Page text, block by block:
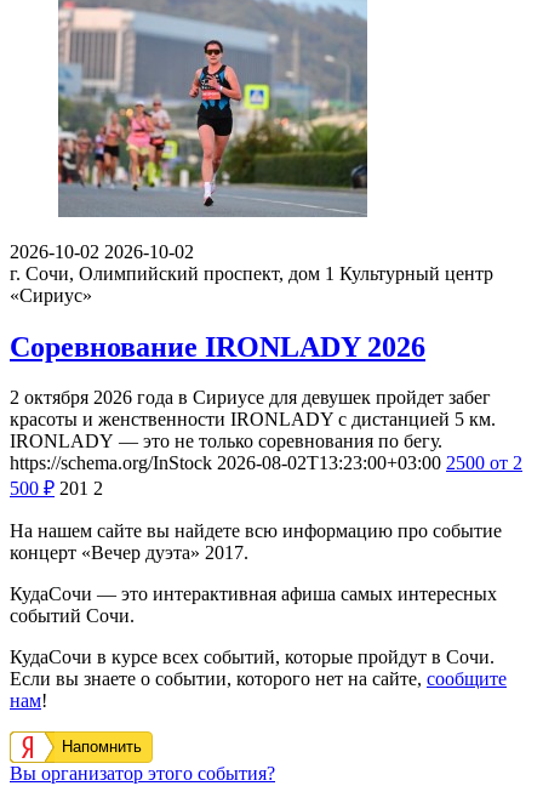
2026-10-02 2026-10-02
г. Сочи, Олимпийский проспект, дом 1 Культурный центр
«Сириус»
Соревнование IRONLADY 2026
2 октября 2026 года в Сириусе для девушек пройдет забег
красоты и женственности IRONLADY с дистанцией 5 км.
IRONLADY — это не только соревнования по бегу.
https://schema.org/InStock 2026-08-02T13:23:00+03:00 2500 от 2
500 ₽ 201 2
На нашем сайте вы найдете всю информацию про событие
концерт «Вечер дуэта» 2017.
КудаСочи — это интерактивная афиша самых интересных
событий Сочи.
КудаСочи в курсе всех событий, которые пройдут в Сочи.
Если вы знаете о событии, которого нет на сайте, сообщите
нам!
Напомнить
Вы организатор этого события?